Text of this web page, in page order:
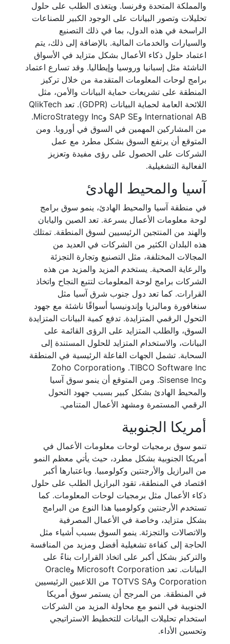
والمملكة المتحدة وفرنسا. ويتغذى الطلب على حلول
تحليلات وتصور البيانات على الوجود الكبير للصناعات
الراسخة في هذه الدول، بما في ذلك التصنيع
والسيارات والخدمات المالية. بالإضافة إلى ذلك، يتم
اعتماد حلول ذكاء الأعمال بشكل متزايد في الأسواق
الناشئة مثل إسبانيا وروسيا وإيطاليا. وقد تسارع اعتماد
برامج لوحات المعلومات المتقدمة من خلال تركيز
المنطقة على تشريعات حماية البيانات والأمن، مثل
اللائحة العامة لحماية البيانات (GDPR). تعد QlikTech
International AB وSAP SE وMicroStrategy Inc.
من المشاركين المهمين في السوق في أوروبا. ومن
المتوقع أن يرتفع السوق بشكل مطرد مع عمل
الشركات على الحصول على رؤى مفيدة وتعزيز
الفعالية التشغيلية.
آسيا والمحيط الهادئ
في منطقة آسيا والمحيط الهادئ، ينمو سوق برامج
لوحة معلومات الأعمال بسرعة. تعد الصين واليابان
والهند من المنتجين الرئيسيين لسوق المنطقة. تمتلك
هذه البلدان الكثير من الشركات في العديد من
المجالات المختلفة، مثل التصنيع وتجارة التجزئة
والرعاية الصحية. يستخدم المزيد والمزيد من هذه
الشركات برامج لوحة المعلومات لتتبع النجاح واتخاذ
القرارات. كما تعد دول جنوب شرق آسيا مثل
سنغافورة وماليزيا وإندونيسيا أسواقًا ناشئة مع جهود
التحول الرقمي المتزايدة. تدفع كمية البيانات المتزايدة
السوق، والطلب المتزايد على الرؤى القائمة على
البيانات، والاستخدام المتزايد للحلول المستندة إلى
السحابة. تشمل الجهات الفاعلة الرئيسية في المنطقة
TIBCO Software Inc. وZoho Corporation
وSisense Inc. ومن المتوقع أن ينمو سوق آسيا
والمحيط الهادئ بشكل كبير بسبب جهود التحول
الرقمي المستمرة ومشهد الأعمال المتنامي.
أمريكا الجنوبية
تنمو سوق برمجيات لوحات معلومات الأعمال في
أمريكا الجنوبية بشكل مطرد، حيث يأتي معظم النمو
من البرازيل والأرجنتين وكولومبيا. وباعتبارها أكبر
اقتصاد في المنطقة، تقود البرازيل الطلب على حلول
ذكاء الأعمال مثل برمجيات لوحات المعلومات. كما
تستخدم الأرجنتين وكولومبيا هذا النوع من البرامج
بشكل متزايد، وخاصة في الأعمال المصرفية
والاتصالات والتجزئة. ينمو السوق بسبب أشياء مثل
الحاجة إلى كفاءة تشغيلية أفضل ومزيد من المنافسة
والتركيز بشكل أكبر على اتخاذ القرارات بناءً على
البيانات. تعد Microsoft Corporation وOracle
Corporation وTOTVS SA من اللاعبين الرئيسيين
في المنطقة. من المرجح أن يستمر سوق أمريكا
الجنوبية في النمو مع محاولة المزيد من الشركات
استخدام تحليلات البيانات للتخطيط الاستراتيجي
وتحسين الأداء.